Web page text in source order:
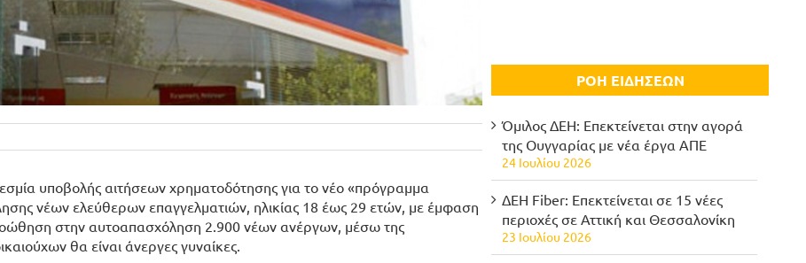
υποβολής αιτήσεων χρηματοδότησης για το νέο «πρόγραμμα
νέων ελεύθερων επαγγελματιών, ηλικίας 18 έως 29 ετών, με έμφαση
στην αυτοαπασχόληση 2.900 νέων ανέργων, μέσω της
θα είναι άνεργες γυναίκες.
ΡΟΗ ΕΙΔΗΣΕΩΝ
Όμιλος ΔΕΗ: Επεκτείνεται στην αγορά
της Ουγγαρίας με νέα έργα ΑΠΕ
24 Ιουλίου 2026
ΔΕΗ Fiber: Επεκτείνεται σε 15 νέες
περιοχές σε Αττική και Θεσσαλονίκη
23 Ιουλίου 2026